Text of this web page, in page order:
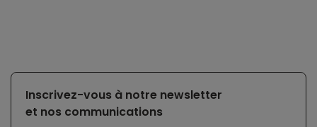
Inscrivez-vous à notre newsletter
et nos communications